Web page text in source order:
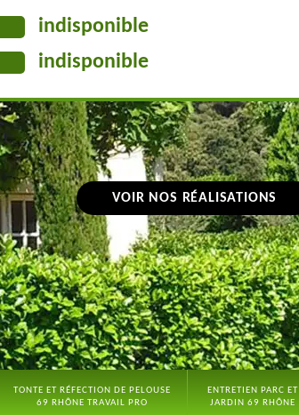
indisponible
indisponible
VOIR NOS RÉALISATIONS
TONTE ET RÉFECTION DE PELOUSE
69 RHÔNE TRAVAIL PRO
ENTRETIEN PARC ET
JARDIN 69 RHÔNE